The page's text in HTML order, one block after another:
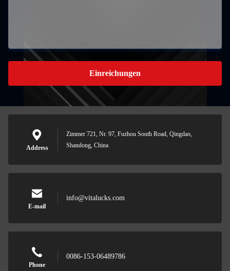
Einreichungen
Address
Zimmer 721, Nr. 97, Fuzhou South Road, Qingdao,
Shandong, China
E-mail
info@vitalucks.com
Phone
0086-153-06489786